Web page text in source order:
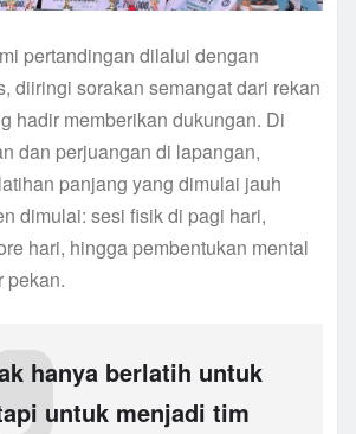
pertandingan dilalui dengan
diiringi sorakan semangat dari rekan
hadir memberikan dukungan. Di
dan perjuangan di lapangan,
panjang yang dimulai jauh
dimulai: sesi fisik di pagi hari,
hari, hingga pembentukan mental
pekan.
hanya berlatih untuk
untuk menjadi tim